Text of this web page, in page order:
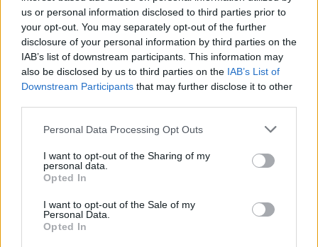
us or personal information disclosed to third parties prior to
your opt-out. You may separately opt-out of the further
disclosure of your personal information by third parties on the
IAB’s list of downstream participants. This information may
also be disclosed by us to third parties on the IAB’s List of
Downstream Participants that may further disclose it to other
Please note that this website/app uses one or more Google
not limited to your visit or usage behaviour. You may click to
grant or deny consent to Google and its third-party tags to
use your data for below specified purposes in below Google
consent section.
Personal Data Processing Opt Outs
I want to opt-out of the Sharing of my
personal data.
Opted In
I want to opt-out of the Sale of my
Personal Data.
Opted In
Kövess minket, és értesülj a friss
hírekről a Facebookon is!